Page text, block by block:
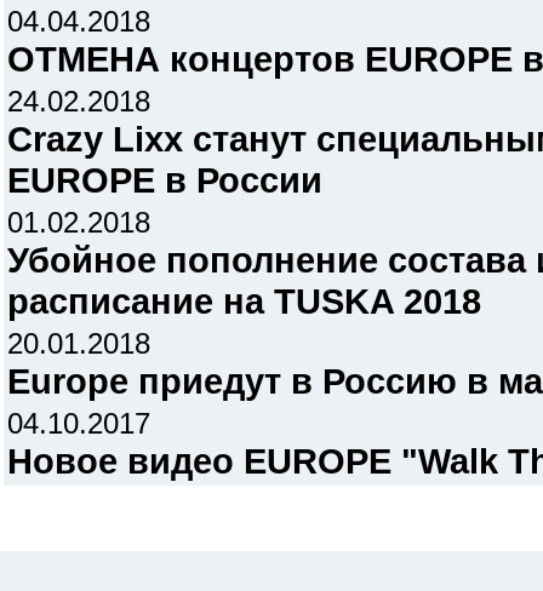
04.04.2018
ОТМЕНА концертов EUROPE
24.02.2018
Crazy Lixx станут
EUROPE в России
01.02.2018
Убойное пополнение состава
расписание на TUSKA 2018
20.01.2018
Europe приедут в Россию в
04.10.2017
Новое видео EUROPE "Walk